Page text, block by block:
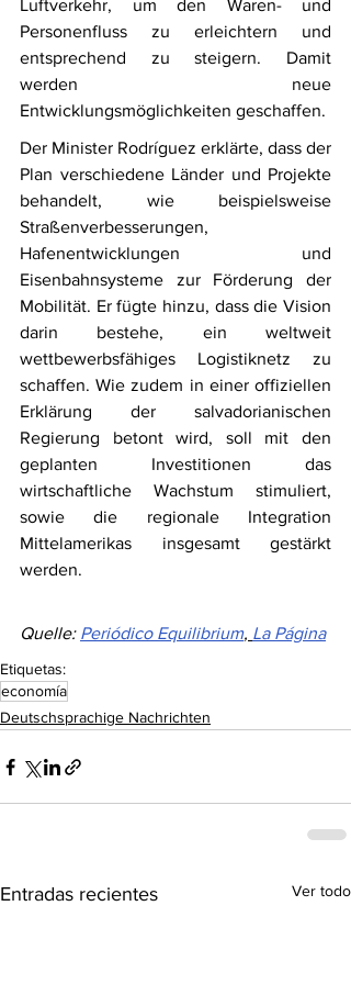
Luftverkehr, um den Waren- und
Personenfluss zu erleichtern und
entsprechend zu steigern. Damit
werden neue
Entwicklungsmöglichkeiten geschaffen.
Der Minister Rodríguez erklärte, dass der
Plan verschiedene Länder und Projekte
behandelt, wie beispielsweise
Straßenverbesserungen,
Hafenentwicklungen und
Eisenbahnsysteme zur Förderung der
Mobilität. Er fügte hinzu, dass die Vision
darin bestehe, ein weltweit
wettbewerbsfähiges Logistiknetz zu
schaffen. Wie zudem in einer offiziellen
Erklärung der salvadorianischen
Regierung betont wird, soll mit den
geplanten Investitionen das
wirtschaftliche Wachstum stimuliert,
sowie die regionale Integration
Mittelamerikas insgesamt gestärkt
werden.
Quelle: Periódico Equilibrium, La Página
Etiquetas:
economía
Deutschsprachige Nachrichten
Entradas recientes Ver todo